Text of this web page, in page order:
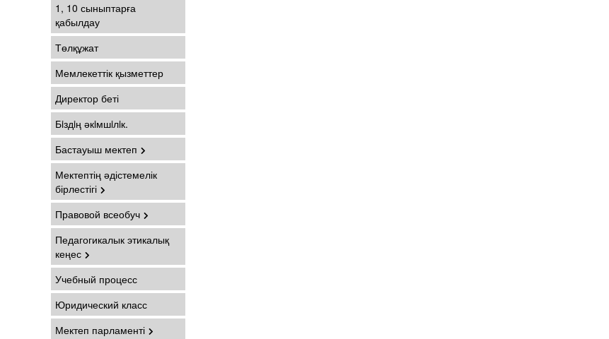
1, 10 сыныптарға
қабылдау
Төлқұжат
Мемлекеттік қызметтер
Директор беті
Бiздiң әкiмшiлiк.
Бастауыш мектеп
Мектептің әдістемелік
бірлестігі
Правовой всеобуч
Педагогикалык этикалық
кеңес
Учебный процесс
Юридический класс
Мектеп парламенті